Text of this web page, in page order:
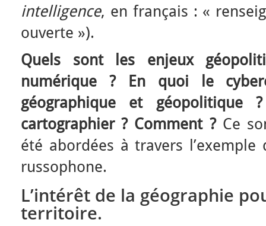
intelligence, en français : «
ouverte »).
Quels sont les enjeux
numérique ? En quoi le
géographique et géopolitique
cartographier ? Comment ?Ce
été abordées à travers l’exemple
russophone.
L’intérêt de la géographie
territoire.